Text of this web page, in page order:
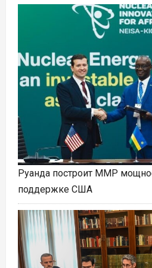
Руанда построит ММР
поддержке США